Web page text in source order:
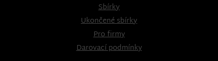
Sbírky
Ukončené sbírky
Pro firmy
Darovací podmínky